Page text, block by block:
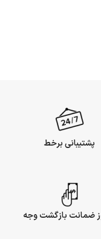
پشتیبانی برخط